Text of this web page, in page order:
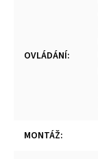
OVLÁDÁNÍ:
MONTÁŽ: